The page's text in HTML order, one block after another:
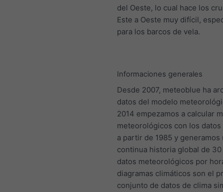
del Oeste, lo cual hace los
Este a Oeste muy difícil,
para los barcos de vela.
Informaciones generales
Desde 2007, meteoblue ha
datos del modelo
2014 empezamos a calcular
meteorológicos con los
a partir de 1985 y generamos
continua historia global de
datos meteorológicos por
diagramas climáticos son el
conjunto de datos de clima